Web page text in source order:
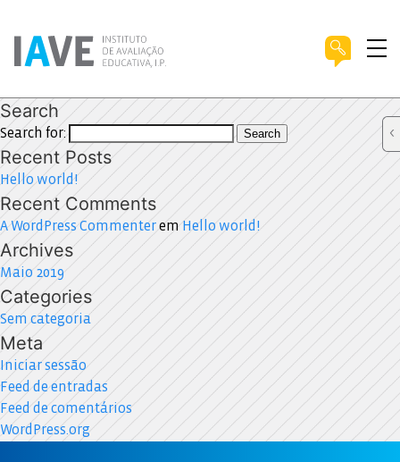
Search
Search for: Search
Recent Posts
Hello world!
Recent Comments
A WordPress Commenterem Hello world!
Archives
Maio 2019
Categories
Sem categoria
Meta
Iniciar sessão
Feed de entradas
Feed de comentários
WordPress.org